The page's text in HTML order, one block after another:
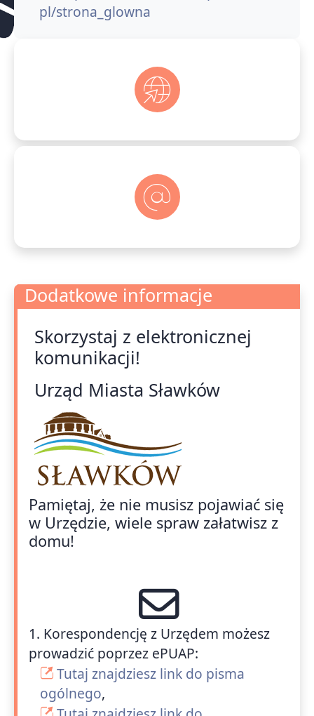
pl/strona_glowna
Dodatkowe informacje
Dodatkowe informacje
Skorzystaj z elektronicznej
komunikacji!
Urząd Miasta Sławków
Pamiętaj, że nie musisz pojawiać się
w Urzędzie, wiele spraw załatwisz z
domu!
1. Korespondencję z Urzędem możesz
prowadzić poprzez ePUAP:
Tutaj znajdziesz link do pisma
ogólnego,